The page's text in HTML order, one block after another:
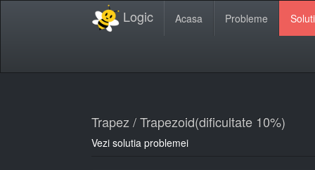
Logic Acasa Probleme
Trapez / Trapezoid(dificultate 10%)
Vezi solutia problemei